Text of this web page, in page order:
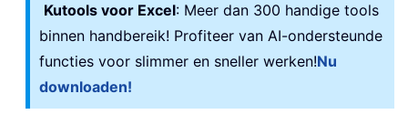
Kutools voor Excel: Meer dan 300 handige tools
binnen handbereik! Profiteer van AI-ondersteunde
functies voor slimmer en sneller werken!Nu
downloaden!